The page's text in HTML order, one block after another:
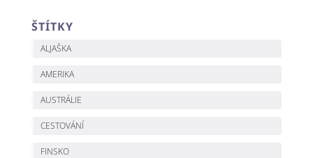
ŠTÍTKY
ALJAŠKA
AMERIKA
AUSTRÁLIE
CESTOVÁNÍ
FINSKO